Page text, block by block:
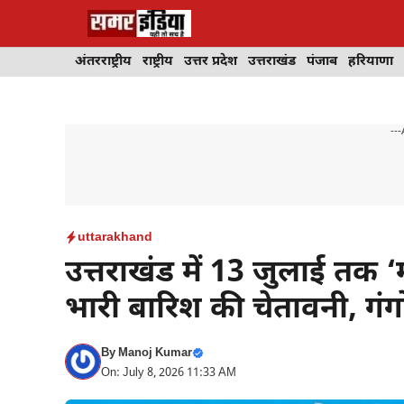
अंतरराष्ट्रीय राष्ट्रीय उत्तर प्रदेश उत्तराखंड पंजाब हरियाणा
---
uttarakhand
उत्तराखंड में 13 जुलाई तक
भारी बारिश की चेतावनी,
ByManoj Kumar
On: July 8, 2026 11:33 AM